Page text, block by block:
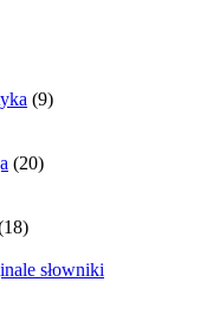
(9)
(20)
słowniki